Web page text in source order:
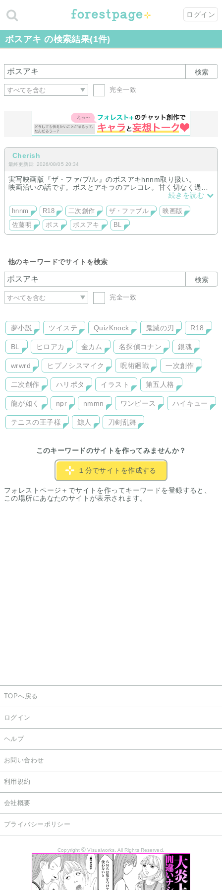
ログイン
ボスアキ の検索結果(1件)
検索
完全一致
Cherish
最終更新日: 2026/08/05 20:34
実写映画版『ザ・ファ/ブ/ル』のボスアキhnnm取り扱い。
映画沿いの話です。ボスとアキラのアレコレ。甘く切なく過激
なHシーンが多めのお話の、短編中心になっております。
ていただいております。
続きを読む
hnnm R18 二次創作 ザ・ファブル
映画版
佐藤明
ボス ボスアキ BL
他のキーワードでサイトを検索
検索
完全一致
夢小説 ツイステ QuizKnock 鬼滅の刃 R18
BL ヒロアカ 金カム 名探偵コナン 銀魂
wrwrd ヒプノシスマイク 呪術廻戦 一次創作
二次創作 ハリポタ イラスト 第五人格
龍が如く npr nmmn ワンピース ハイキュー
テニスの王子様 鯨人 刀剣乱舞
このキーワードのサイトを作ってみませんか？
１分でサイトを作成する
フォレストページ＋でサイトを作ってキーワードを登録すると、
この場所にあなたのサイトが表示されます。
TOPへ戻る
ログイン
ヘルプ
お問い合わせ
利用規約
会社概要
プライバシーポリシー
Copyright© Visualworks. All Rights Reserved.